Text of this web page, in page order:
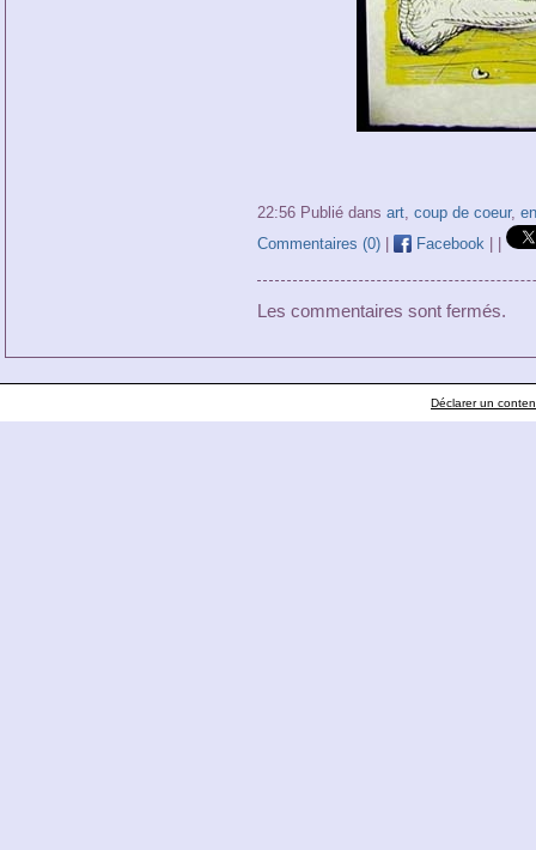
22:56 Publié dans art, coup de coeur,
Commentaires (0)| Facebook | |
Les commentaires sont fermés.
Déclarer un